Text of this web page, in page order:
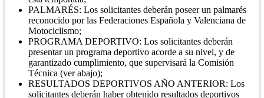
PALMARÉS: Los solicitantes deberán poseer un palmarés
reconocido por las Federaciones Española y Valenciana de
Motociclismo;
PROGRAMA DEPORTIVO: Los solicitantes deberán
presentar un programa deportivo acorde a su nivel, y de
garantizado cumplimiento, que supervisará la Comisión
Técnica (ver abajo);
RESULTADOS DEPORTIVOS AÑO ANTERIOR: Los
solicitantes deberán haber obtenido resultados deportivos